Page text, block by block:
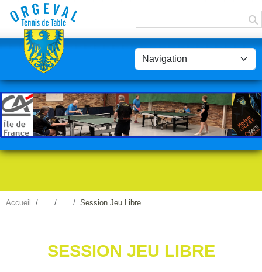
Accueil Session Jeu Libre
SESSION JEU LIBRE
Panneau de gestion des cookies